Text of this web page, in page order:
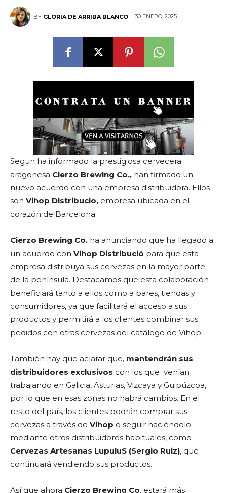
BY GLORIA DE ARRIBA BLANCO 30 ENERO, 2025
Segun ha informado la prestigiosa cervecera
aragonesa Cierzo Brewing Co., han firmado un
nuevo acuerdo con una empresa distribuidora. Ellos
son Vihop Distribucio, empresa ubicada en el
corazón de Barcelona.
Cierzo Brewing Co. ha anunciando que ha llegado a
un acuerdo con Vihop Distribució para que esta
empresa distribuya sus cervezas en la mayor parte
de la península. Destacamos que esta colaboración
beneficiará tanto a ellos como a bares, tiendas y
consumidores, ya que facilitará el acceso a sus
productos y permitirá a los clientes combinar sus
pedidos con otras cervezas del catálogo de Vihop.
También hay que aclarar que, mantendrán sus
distribuidores exclusivos con los que venían
trabajando en Galicia, Asturias, Vizcaya y Guipúzcoa,
por lo que en esas zonas no habrá cambios. En el
resto del país, los clientes podrán comprar sus
cervezas a través de Vihop o seguir haciéndolo
mediante otros distribuidores habituales, como
Cervezas Artesanas LupuluS (Sergio Ruiz), que
continuará vendiendo sus productos.
Así que ahora Cierzo Brewing Co. estará más